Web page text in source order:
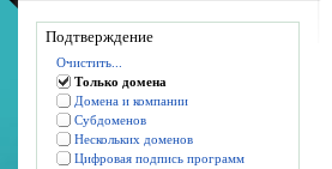
Подтверждение
Очистить...
Только домена
Домена и компании
Субдоменов
Нескольких доменов
Цифровая подпись программ